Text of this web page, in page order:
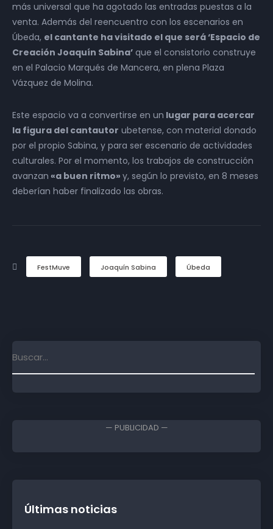
más universal que ha agotado las entradas puestas a la
venta. Además del reencuentro con los escenarios en
Úbeda, el cantante ha visitado el que será ‘Espacio de
Creación Joaquín Sabina’ que el consistorio construye
en el Palacio Marqués de Mancera, en plena Plaza
Vázquez de Molina.
Este espacio va a convertirse en un lugar para acercar
la figura del cantautor ubetense, con material donado
por el propio Sabina, y para ser escenario de actividades
culturales. Por el momento, los trabajos de construcción
avanzan «a buen ritmo» y, según lo previsto, en 8 meses
deberían haber finalizado las obras.
FestMuve Joaquín Sabina Úbeda
— PUBLICIDAD —
Últimas noticias